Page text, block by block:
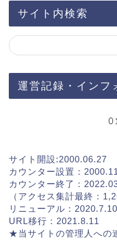
サイト内検索
運営記録・インフ
サイト開設:2000.06.27
カウンター設置：
カウンター終了：
（アクセス集計最終：
リニューアル：
URL移行：2021.8.11
★当サイトの管理人への